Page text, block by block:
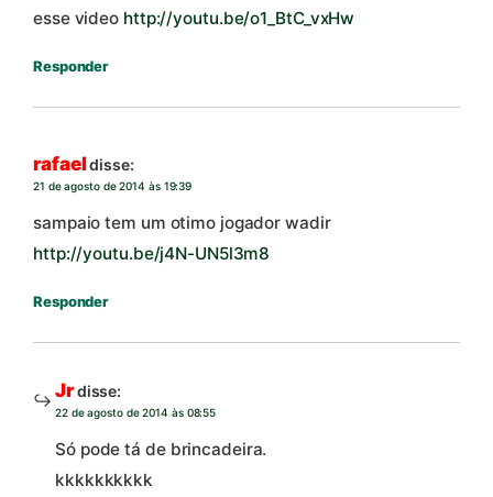
esse video http://youtu.be/o1_BtC_vxHw
Responder
rafaeldisse:
21 de agosto de 2014 às 19:39
sampaio tem um otimo jogador wadir
http://youtu.be/j4N-UN5l3m8
Responder
Jrdisse:
22 de agosto de 2014 às 08:55
Só pode tá de brincadeira.
kkkkkkkkkk